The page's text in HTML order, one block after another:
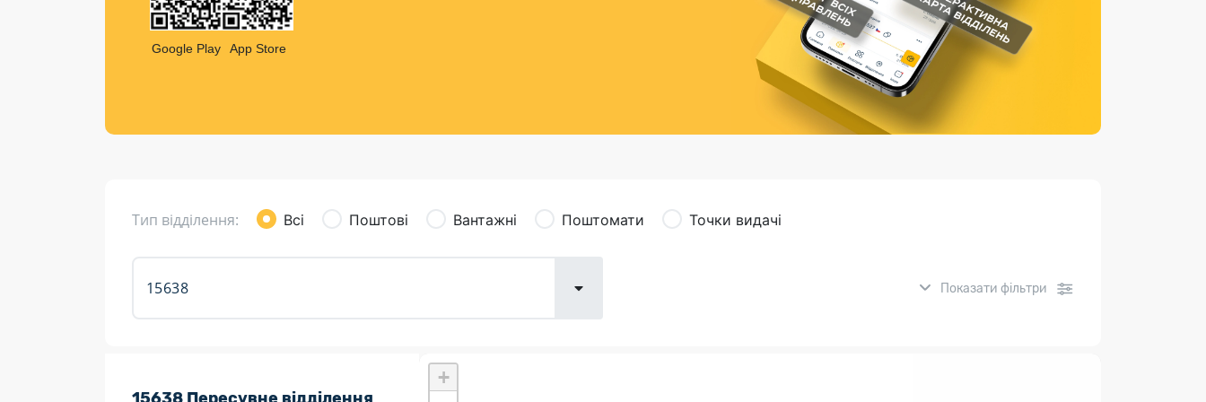
Листи та листівки
Кур’єрська доставка
Страхові послуги
Каталог «Укрпошта Маркет»
Google Play App Store
Тип відділення: Всі Поштові Вантажні Поштомати Точки видачі
Показати фільтри
+